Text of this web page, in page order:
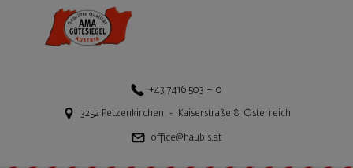
+43 7416 503 – 0
3252 Petzenkirchen - Kaiserstraße 8, Österreich
office@haubis.at